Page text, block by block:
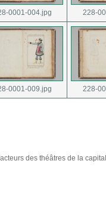
0001-004.jpg 228-
0001-009.jpg 228-
des théâtres de la